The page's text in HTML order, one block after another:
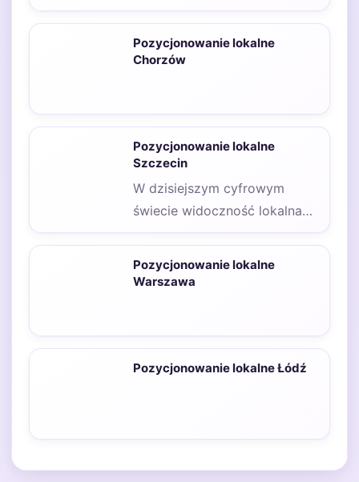
Pozycjonowanie lokalne
Chorzów
Pozycjonowanie lokalne
Szczecin
W dzisiejszym cyfrowym
świecie widoczność lokalna
jest kluczowa dla sukcesu
firm działających na rynku
lokalnym.…
Pozycjonowanie lokalne
Warszawa
Pozycjonowanie lokalne Łódź